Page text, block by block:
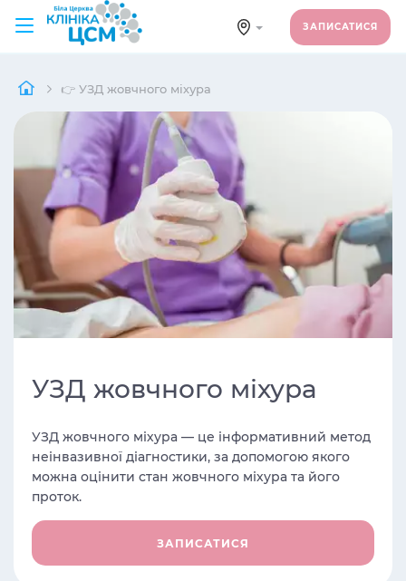
ЗАПИСАТИСЯ
👉 УЗД жовчного міхура
УЗД жовчного міхура
УЗД жовчного міхура — ​​це інформативний метод
неінвазивної діагностики, за допомогою якого
можна оцінити стан жовчного міхура та його
проток.
ЗАПИСАТИСЯ